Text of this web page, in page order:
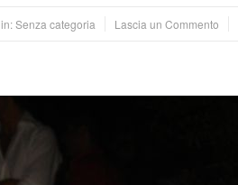
in: Senza categoria Lascia un Commento